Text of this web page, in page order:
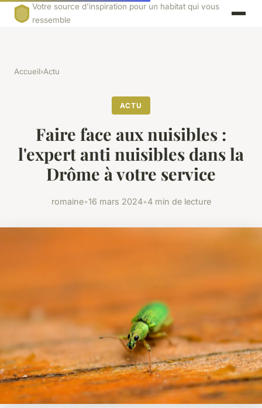
Votre source d'inspiration pour un habitat qui vous
ressemble
Accueil›Actu
ACTU
Faire face aux nuisibles :
l'expert anti nuisibles dans la
Drôme à votre service
romaine•16 mars 2024•4 min de lecture